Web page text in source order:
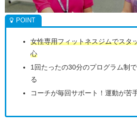
女性専用フィットネスジムでスタ
心
1回たったの30分のプログラム制
る
コーチが毎回サポート！運動が苦